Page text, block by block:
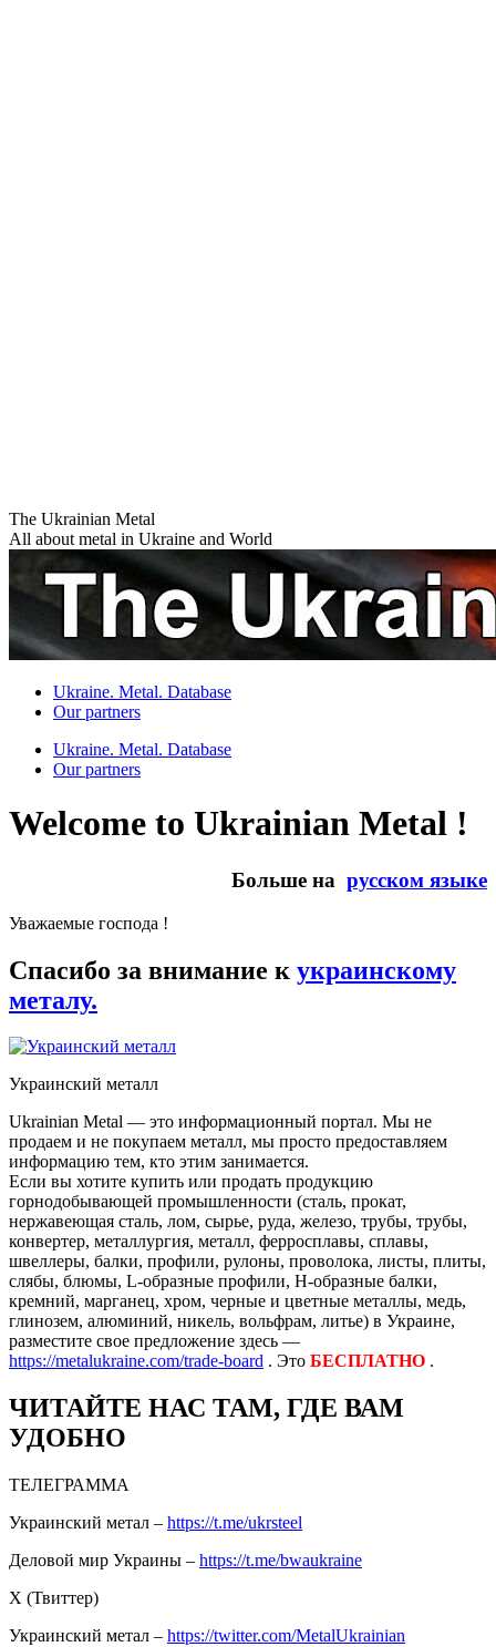
Skip
to
content
The Ukrainian Metal
All about metal in Ukraine and World
Ukraine. Metal. Database
Our partners
Ukraine. Metal. Database
Our partners
Welcome to Ukrainian Metal !
Больше на русском языке
Уважаемые господа !
Спасибо за внимание к украинскому
металу.
Украинский металл
Ukrainian Metal — это информационный портал. Мы не
продаем и не покупаем металл, мы просто предоставляем
информацию тем, кто этим занимается.
Если вы хотите купить или продать продукцию
горнодобывающей промышленности (сталь, прокат,
нержавеющая сталь, лом, сырье, руда, железо, трубы, трубы,
конвертер, металлургия, металл, ферросплавы, сплавы,
швеллеры, балки, профили, рулоны, проволока, листы, плиты,
слябы, блюмы, L-образные профили, H-образные балки,
кремний, марганец, хром, черные и цветные металлы, медь,
глинозем, алюминий, никель, вольфрам, литье) в Украине,
разместите свое предложение здесь —
https://metalukraine.com/trade-board . Это БЕСПЛАТНО .
ЧИТАЙТЕ НАС ТАМ, ГДЕ ВАМ
УДОБНО
ТЕЛЕГРАММА
Украинский метал – https://t.me/ukrsteel
Деловой мир Украины – https://t.me/bwaukraine
Х (Твиттер)
Украинский метал – https://twitter.com/MetalUkrainian